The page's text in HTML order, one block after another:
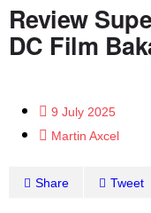
Review
DC Film
9 July 2025
Martin Axcel
Share Tweet